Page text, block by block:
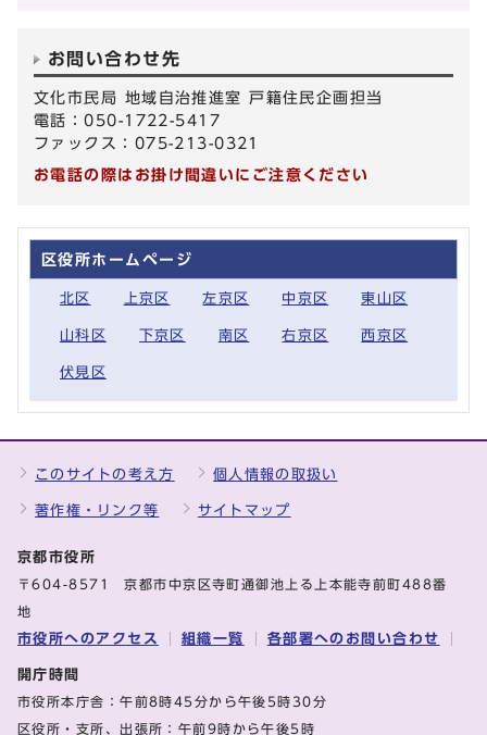
お問い合わせ先
文化市民局 地域自治推進室 戸籍住民企画担当
電話：050-1722-5417
ファックス：075-213-0321
お電話の際はお掛け間違いにご注意ください
区役所ホームページ
北区 上京区 左京区 中京区 東山区
山科区 下京区 南区 右京区 西京区
伏見区
このサイトの考え方 個人情報の取扱い
著作権・リンク等 サイトマップ
京都市役所
〒604-8571 京都市中京区寺町通御池上る上本能寺前町488番
地
市役所へのアクセス 組織一覧 各部署へのお問い合わせ
開庁時間
市役所本庁舎：午前8時45分から午後5時30分
区役所・支所、出張所：午前9時から午後5時